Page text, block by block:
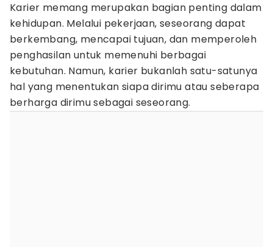
Karier memang merupakan bagian penting dalam
kehidupan. Melalui pekerjaan, seseorang dapat
berkembang, mencapai tujuan, dan memperoleh
penghasilan untuk memenuhi berbagai
kebutuhan. Namun, karier bukanlah satu-satunya
hal yang menentukan siapa dirimu atau seberapa
berharga dirimu sebagai seseorang.